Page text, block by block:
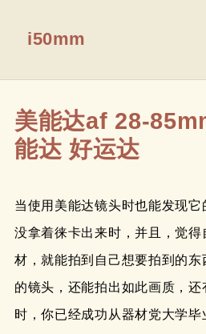
i50mm
美能达af 28-
能达 好运达
当使用美能达镜头时也能发现
没拿着徕卡出来时，并且，觉
材，就能拍到自己想要拍到的
的镜头，还能拍出如此画质，
时，你已经成功从器材党大学